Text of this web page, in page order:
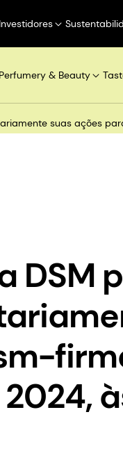
Investidores
Perfumery & Beauty
suas ações
DSM